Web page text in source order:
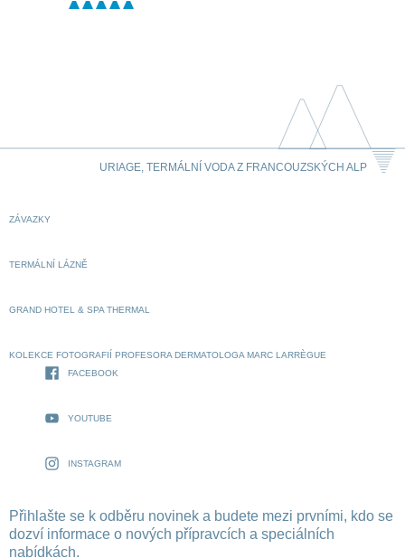
URIAGE, TERMÁLNÍ VODA Z FRANCOUZSKÝCH ALP
ZÁVAZKY
TERMÁLNÍ LÁZNĚ
GRAND HOTEL & SPA THERMAL
KOLEKCE FOTOGRAFIÍ PROFESORA DERMATOLOGA MARC LARRÈGUE
FACEBOOK
YOUTUBE
INSTAGRAM
Přihlašte se k odběru novinek a budete mezi prvními, kdo se
dozví informace o nových přípravcích a speciálních
nabídkách.